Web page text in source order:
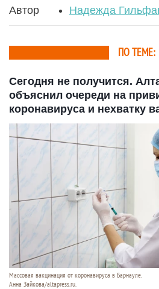
Автор Надежда
ПО ТЕМЕ:
Сегодня не получится.
объяснил очереди на
коронавируса и нехватку
Массовая вакцинация от коронавируса в Барнауле.
Анна Зайкова/altapress.ru.